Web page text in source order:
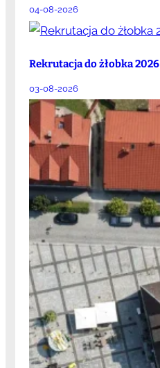
04-08-2026
Rekrutacja do żłobka 2026
03-08-2026